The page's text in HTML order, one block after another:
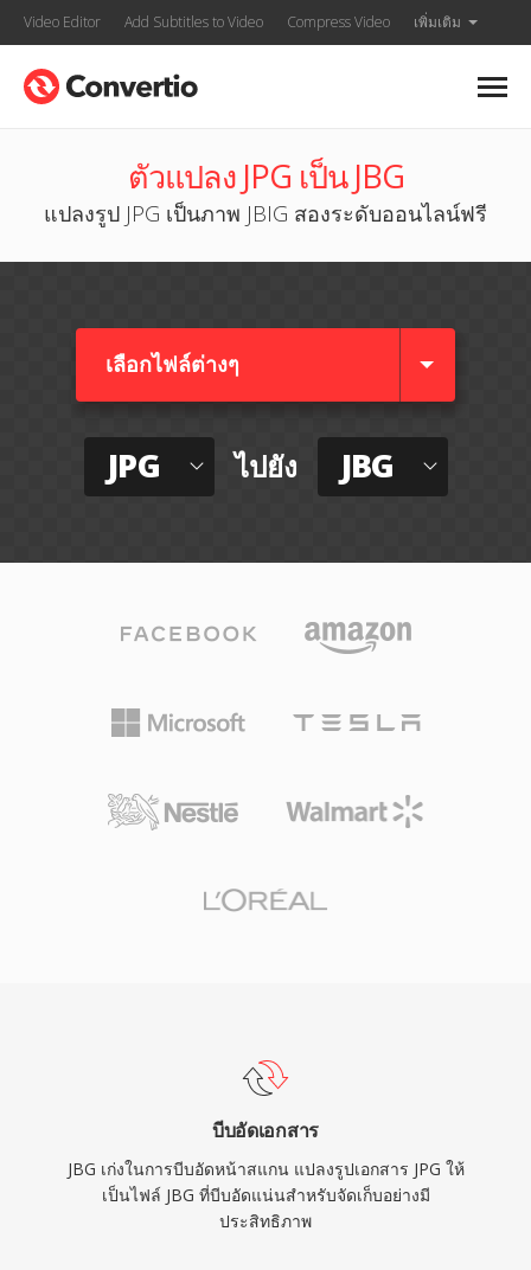
Video Editor Add Subtitles to Video Compress Video เพิ่มเติม
ตัวแปลง JPG เป็น JBG
แปลงรูป JPG เป็นภาพ JBIG สองระดับออนไลน์ฟรี
เลือกไฟล์ต่างๆ​
JPG ไปยัง JBG
บีบอัดเอกสาร
JBG เก่งในการบีบอัดหน้าสแกน แปลงรูปเอกสาร JPG ให้
เป็นไฟล์ JBG ที่บีบอัดแน่นสำหรับจัดเก็บอย่างมี
ประสิทธิภาพ